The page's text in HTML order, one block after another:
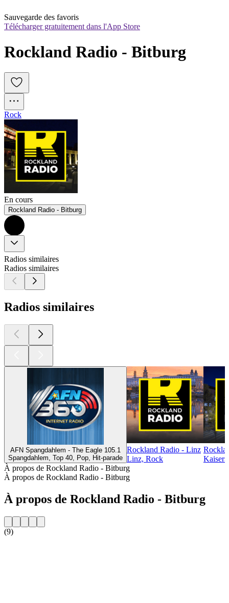
Sauvegarde des favoris
Télécharger gratuitement dans l'App Store
Rockland Radio - Bitburg
Rock
En cours
Rockland Radio - Bitburg
Radios similaires
Radios similaires
Radios similaires
AFN Spangdahlem - The Eagle 105.1
Spangdahlem, Top 40, Pop, Hit-parade
Rockland Radio - Linz
Linz, Rock
À propos de Rockland Radio - Bitburg
À propos de Rockland Radio - Bitburg
À propos de Rockland Radio - Bitburg
(9)